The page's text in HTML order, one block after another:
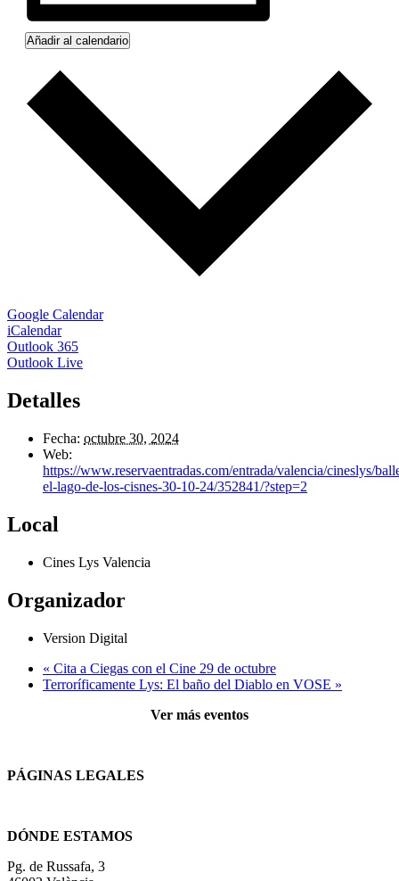
Añadir al calendario
Google Calendar
iCalendar
Outlook 365
Outlook Live
Detalles
Fecha: octubre 30, 2024
Web:
https://www.reservaentradas.com/entrada/valencia/cineslys/
el-lago-de-los-cisnes-30-10-24/352841/?step=2
Local
Cines Lys Valencia
Organizador
Version Digital
« Cita a Ciegas con el Cine 29 de octubre
Terroríficamente Lys: El baño del Diablo en VOSE »
Ver más eventos
PÁGINAS LEGALES
DÓNDE ESTAMOS
Pg. de Russafa, 3